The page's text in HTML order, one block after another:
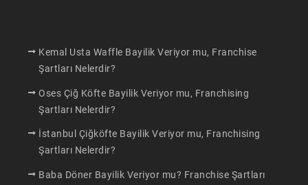
Kemal Usta Waffle Bayilik Veriyor mu, Franchise
Şartları Nelerdir?
Oses Çiğ Köfte Bayilik Veriyor mu, Franchising
Şartları Nelerdir?
İstanbul Çiğköfte Bayilik Veriyor mu, Franchising
Şartları Nelerdir?
Baba Döner Bayilik Veriyor mu? Franchise Şartları